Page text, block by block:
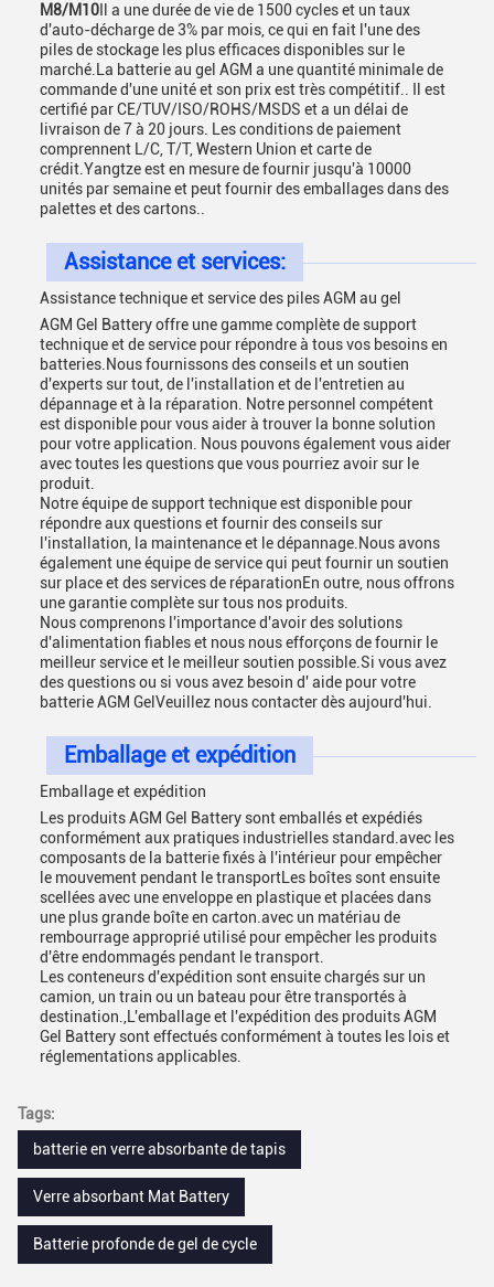
M8/M10 Il a une durée de vie de 1500 cycles et un taux
d'auto-décharge de 3% par mois, ce qui en fait l'une des
piles de stockage les plus efficaces disponibles sur le
marché.La batterie au gel AGM a une quantité minimale de
commande d'une unité et son prix est très compétitif.. Il est
certifié par CE/TUV/ISO/ROHS/MSDS et a un délai de
livraison de 7 à 20 jours. Les conditions de paiement
comprennent L/C, T/T, Western Union et carte de
crédit.Yangtze est en mesure de fournir jusqu'à 10000
unités par semaine et peut fournir des emballages dans des
palettes et des cartons..
Assistance et services:
Assistance technique et service des piles AGM au gel
AGM Gel Battery offre une gamme complète de support
technique et de service pour répondre à tous vos besoins en
batteries.Nous fournissons des conseils et un soutien
d'experts sur tout, de l'installation et de l'entretien au
dépannage et à la réparation. Notre personnel compétent
est disponible pour vous aider à trouver la bonne solution
pour votre application. Nous pouvons également vous aider
avec toutes les questions que vous pourriez avoir sur le
produit.
Notre équipe de support technique est disponible pour
répondre aux questions et fournir des conseils sur
l'installation, la maintenance et le dépannage.Nous avons
également une équipe de service qui peut fournir un soutien
sur place et des services de réparationEn outre, nous offrons
une garantie complète sur tous nos produits.
Nous comprenons l'importance d'avoir des solutions
d'alimentation fiables et nous nous efforçons de fournir le
meilleur service et le meilleur soutien possible.Si vous avez
des questions ou si vous avez besoin d' aide pour votre
batterie AGM GelVeuillez nous contacter dès aujourd'hui.
Emballage et expédition
Emballage et expédition
Les produits AGM Gel Battery sont emballés et expédiés
conformément aux pratiques industrielles standard.avec les
composants de la batterie fixés à l'intérieur pour empêcher
le mouvement pendant le transportLes boîtes sont ensuite
scellées avec une enveloppe en plastique et placées dans
une plus grande boîte en carton.avec un matériau de
rembourrage approprié utilisé pour empêcher les produits
d'être endommagés pendant le transport.
Les conteneurs d'expédition sont ensuite chargés sur un
camion, un train ou un bateau pour être transportés à
destination.,L'emballage et l'expédition des produits AGM
Gel Battery sont effectués conformément à toutes les lois et
réglementations applicables.
Tags:
batterie en verre absorbante de tapis
Verre absorbant Mat Battery
Batterie profonde de gel de cycle